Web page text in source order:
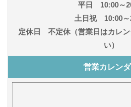
平日 10:00～
土日祝 10:00～
定休日 不定休（営業日はカレン
い）
営業カレン